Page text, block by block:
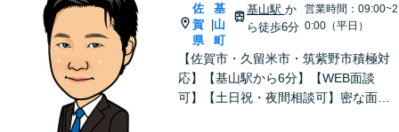
佐
賀
県
基
山
町
基山駅 か
ら徒歩6分
営業時間：09:00~2
0:00（平日）
【佐賀市・久留米市・筑紫野市積極対
応】【基山駅から6分】【WEB面談
可】【土日祝・夜間相談可】密な面談